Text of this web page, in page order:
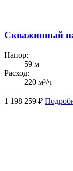
Скважинный
Напор:
59 м
Расход:
220 м³/ч
1 198 259 ₽